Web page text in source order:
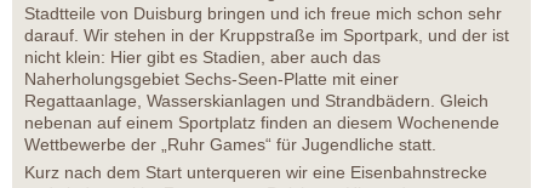
Stadtteile von Duisburg bringen und ich freue mich schon sehr
darauf. Wir stehen in der Kruppstraße im Sportpark, und der ist
nicht klein: Hier gibt es Stadien, aber auch das
Naherholungsgebiet Sechs-Seen-Platte mit einer
Regattaanlage, Wasserskianlagen und Strandbädern. Gleich
nebenan auf einem Sportplatz finden an diesem Wochenende
Wettbewerbe der „Ruhr Games“ für Jugendliche statt.
Kurz nach dem Start unterqueren wir eine Eisenbahnstrecke